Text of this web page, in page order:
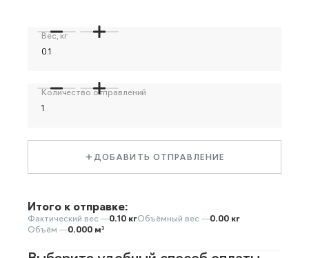
Вес, кг
Количество отправлений
ДОБАВИТЬ ОТПРАВЛЕНИЕ
Итого к отправке:
Фактический вес —0.10 кгОбъёмный вес —0.00 кг
Объём —0.000 м³